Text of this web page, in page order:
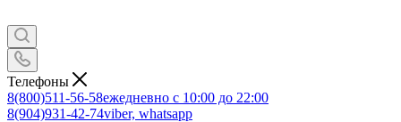
Телефоны
8(800)511-56-58ежедневно с 10:00 до 22:00
8(904)931-42-74viber, whatsapp